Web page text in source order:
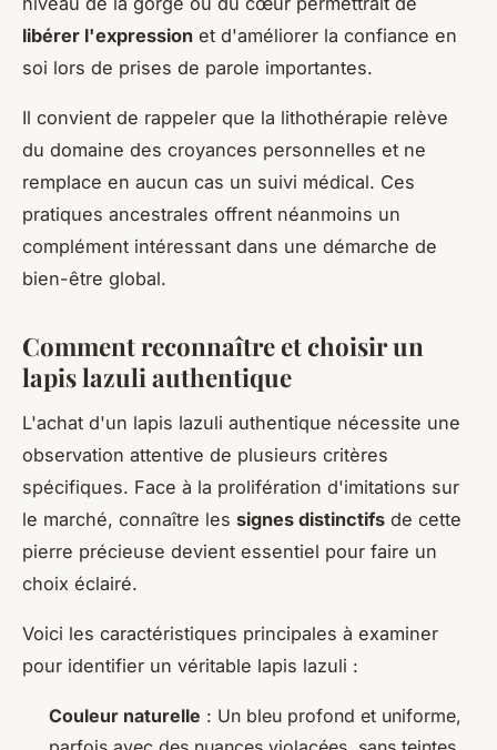
libérer l'expression et d'améliorer la confiance en
soi lors de prises de parole importantes.
Il convient de rappeler que la lithothérapie relève
du domaine des croyances personnelles et ne
remplace en aucun cas un suivi médical. Ces
pratiques ancestrales offrent néanmoins un
complément intéressant dans une démarche de
bien-être global.
Comment reconnaître et choisir un
lapis lazuli authentique
L'achat d'un lapis lazuli authentique nécessite une
observation attentive de plusieurs critères
spécifiques. Face à la prolifération d'imitations sur
le marché, connaître les signes distinctifs de cette
pierre précieuse devient essentiel pour faire un
choix éclairé.
Voici les caractéristiques principales à examiner
pour identifier un véritable lapis lazuli :
Couleur naturelle : Un bleu profond et uniforme,